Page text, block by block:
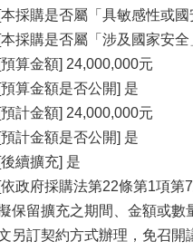
[本採購是否屬「具敏感性或
[本採購是否屬「涉及國家安
[預算金額] 24,000,000元
[預算金額是否公開] 是
[預計金額] 24,000,000元
[預計金額是否公開] 是
[後續擴充] 是
[依政府採購法第22條第1項第
保留擴充之期間、金額或數
另訂契約方式辦理，免召開